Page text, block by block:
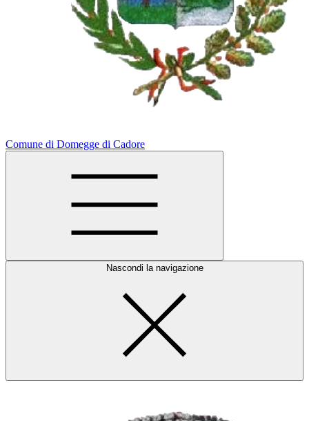
Comune di Domegge di Cadore
Nascondi la navigazione